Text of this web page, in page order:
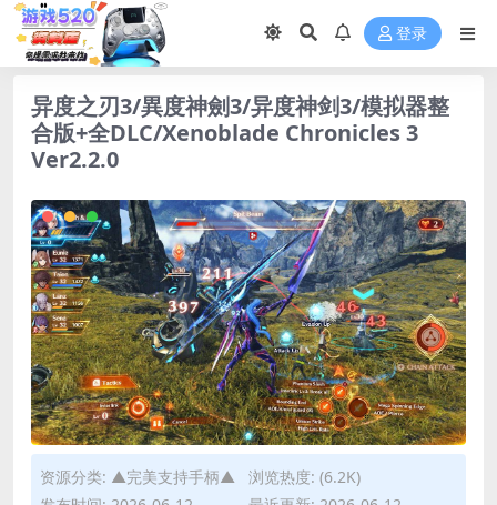
登录
异度之刃3/異度神劍3/异度神剑3/模拟器整
合版+全DLC/Xenoblade Chronicles 3
Ver2.2.0
资源分类: ▲完美支持手柄▲
浏览热度: (6.2K)